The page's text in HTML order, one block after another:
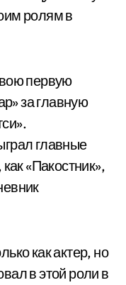
ролям в
первую
за главную
главные
«Пакостник»,
как актер, но
в этой роли в